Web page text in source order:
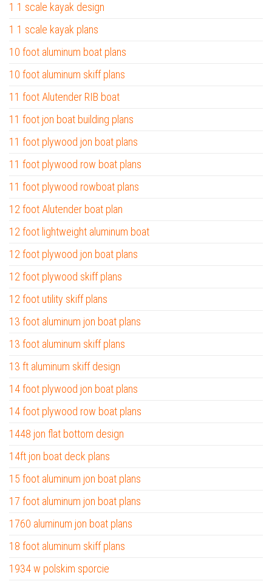
1 1 scale kayak design
1 1 scale kayak plans
10 foot aluminum boat plans
10 foot aluminum skiff plans
11 foot Alutender RIB boat
11 foot jon boat building plans
11 foot plywood jon boat plans
11 foot plywood row boat plans
11 foot plywood rowboat plans
12 foot Alutender boat plan
12 foot lightweight aluminum boat
12 foot plywood jon boat plans
12 foot plywood skiff plans
12 foot utility skiff plans
13 foot aluminum jon boat plans
13 foot aluminum skiff plans
13 ft aluminum skiff design
14 foot plywood jon boat plans
14 foot plywood row boat plans
1448 jon flat bottom design
14ft jon boat deck plans
15 foot aluminum jon boat plans
17 foot aluminum jon boat plans
1760 aluminum jon boat plans
18 foot aluminum skiff plans
1934 w polskim sporcie